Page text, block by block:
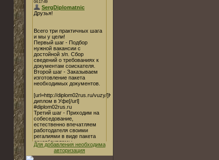
Для добавления необходима
авторизация